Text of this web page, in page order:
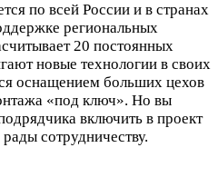
по всей России и в странах
региональных
20 постоянных
новые технологии в своих
оснащением больших цехов
«под ключ». Но вы
включить в проект
сотрудничеству.